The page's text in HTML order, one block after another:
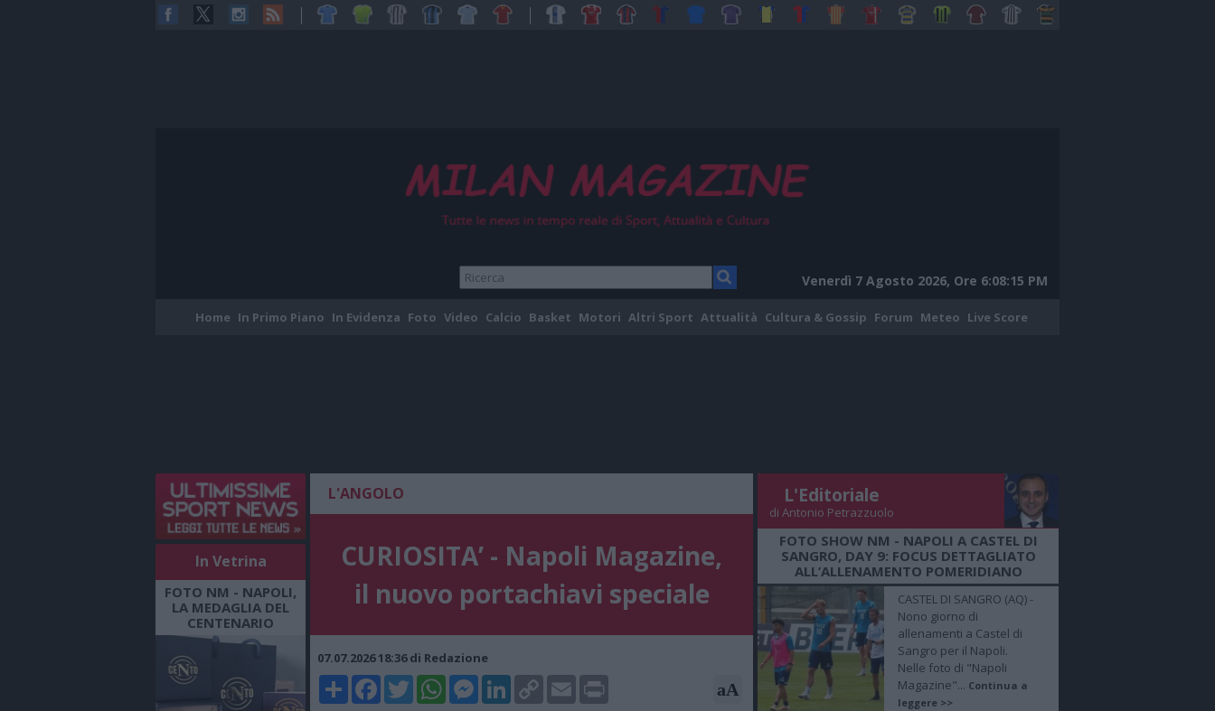
Venerdì 7 Agosto 2026, Ore 6:08:16 PM
Home In Primo Piano In Evidenza Foto Video Calcio Basket Motori Altri Sport Attualità Cultura & Gossip Forum Meteo Live Score
In Vetrina
FOTO NM - NAPOLI,
LA MEDAGLIA DEL
CENTENARIO
L'ANGOLO
CURIOSITA’ - Napoli Magazine,
il nuovo portachiavi speciale
07.07.2026 18:36 di Redazione
ShareFacebookTwitterWhatsAppMessenger
LinkedIn
Copy
Link
Email Print aA
L'Editoriale
di Antonio Petrazzuolo
FOTO SHOW NM - NAPOLI A CASTEL DI
SANGRO, DAY 9: FOCUS DETTAGLIATO
ALL’ALLENAMENTO POMERIDIANO
CASTEL DI SANGRO (AQ) -
Nono giorno di
allenamenti a Castel di
Sangro per il Napoli.
Nelle foto di "Napoli
Magazine"... Continua a
leggere >>